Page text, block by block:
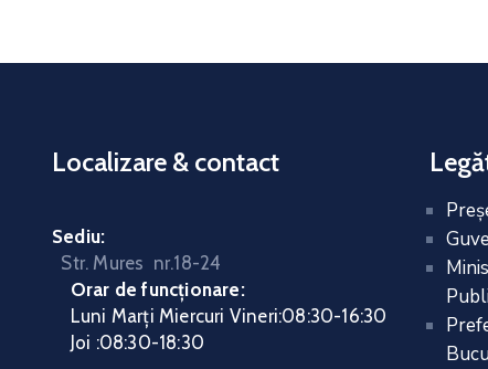
Localizare & contact
Sediu:
Str. Mures nr.18-24
Orar de funcționare:
Luni Marți Miercuri Vineri:08:30-16:30
Joi :08:30-18:30